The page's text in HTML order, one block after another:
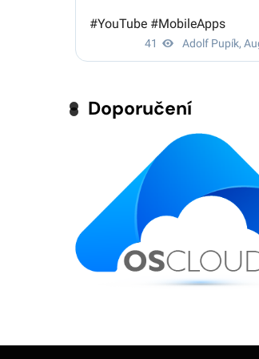
Doporučení